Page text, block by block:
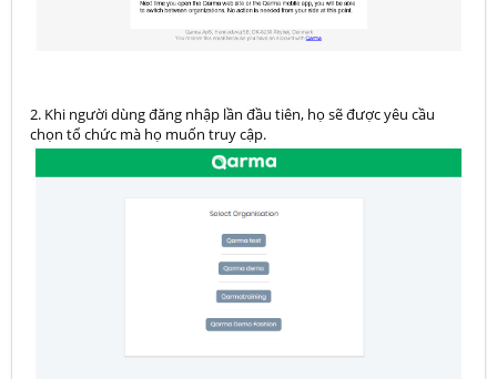
2. Khi người dùng đăng nhập lần đầu tiên, họ sẽ được yêu cầu
chọn tổ chức mà họ muốn truy cập.